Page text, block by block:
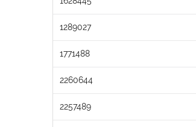
1289027
1771488
2260644
2257489